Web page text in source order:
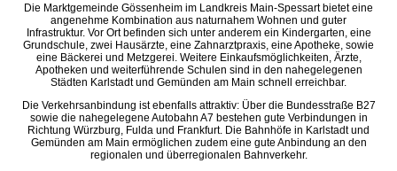
Die Marktgemeinde Gössenheim im Landkreis Main-Spessart bietet eine
angenehme Kombination aus naturnahem Wohnen und guter
Infrastruktur. Vor Ort befinden sich unter anderem ein Kindergarten, eine
Grundschule, zwei Hausärzte, eine Zahnarztpraxis, eine Apotheke, sowie
eine Bäckerei und Metzgerei. Weitere Einkaufsmöglichkeiten, Ärzte,
Apotheken und weiterführende Schulen sind in den nahegelegenen
Städten Karlstadt und Gemünden am Main schnell erreichbar.
Die Verkehrsanbindung ist ebenfalls attraktiv: Über die Bundesstraße B27
sowie die nahegelegene Autobahn A7 bestehen gute Verbindungen in
Richtung Würzburg, Fulda und Frankfurt. Die Bahnhöfe in Karlstadt und
Gemünden am Main ermöglichen zudem eine gute Anbindung an den
regionalen und überregionalen Bahnverkehr.